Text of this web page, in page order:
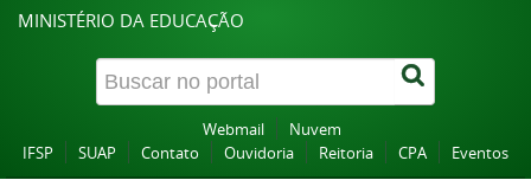
Canais
MINISTÉRIO DA EDUCAÇÃO
Webmail
Nuvem
IFSP
SUAP Contato Ouvidoria Reitoria CPA Eventos